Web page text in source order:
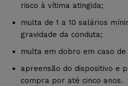
risco à vítima atingida;
multa de 1 a 10 salários
gravidade da conduta;
multa em dobro em caso de
apreensão do dispositivo e
compra por até cinco anos.